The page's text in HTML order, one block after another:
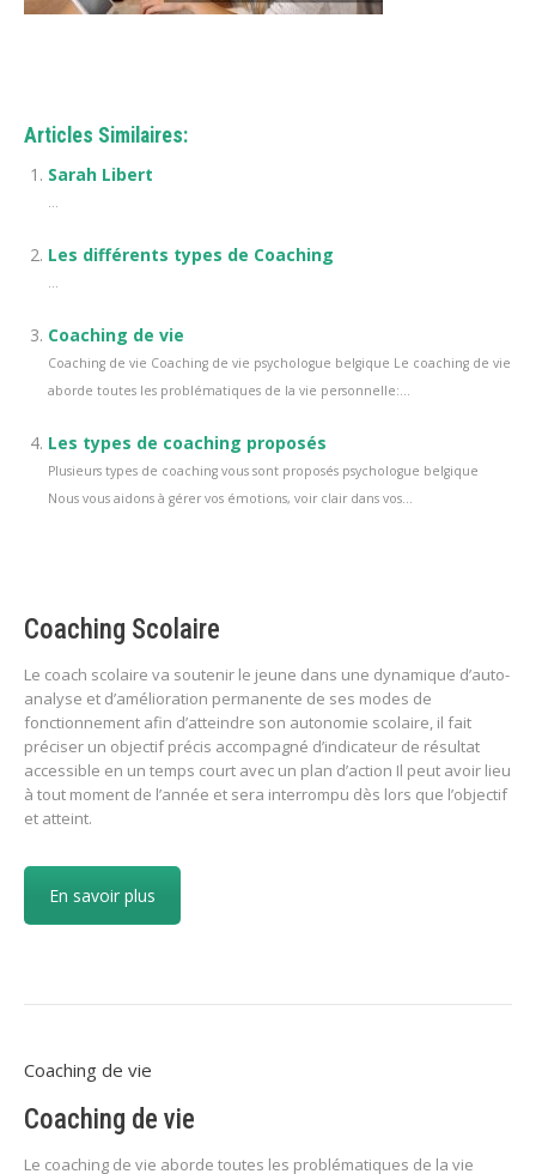
Articles Similaires:
Sarah Libert
...
Les différents types de Coaching
...
Coaching de vie
Coaching de vie Coaching de vie psychologue belgique Le coaching de vie
aborde toutes les problématiques de la vie personnelle:...
Les types de coaching proposés
Plusieurs types de coaching vous sont proposés psychologue belgique
Nous vous aidons à gérer vos émotions, voir clair dans vos...
Coaching Scolaire
Le coach scolaire va soutenir le jeune dans une dynamique d’auto-
analyse et d’amélioration permanente de ses modes de
fonctionnement afin d’atteindre son autonomie scolaire, il fait
préciser un objectif précis accompagné d’indicateur de résultat
accessible en un temps court avec un plan d’action Il peut avoir lieu
à tout moment de l’année et sera interrompu dès lors que l’objectif
et atteint.
En savoir plus
Coaching de vie
Coaching de vie
Le coaching de vie aborde toutes les problématiques de la vie